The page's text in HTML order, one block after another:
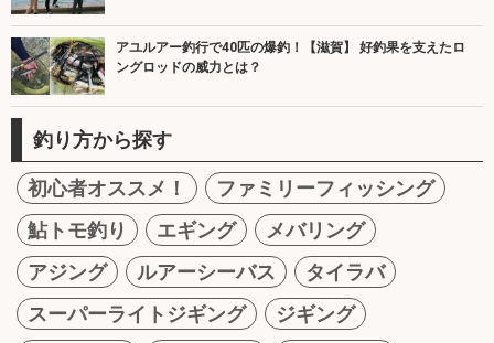
アユルアー釣行で40匹の爆釣！【滋賀】 好釣果を支えたロ
ングロッドの威力とは？
釣り方から探す
初心者オススメ！
ファミリーフィッシング
鮎トモ釣り
エギング
メバリング
アジング
ルアーシーバス
タイラバ
スーパーライトジギング
ジギング